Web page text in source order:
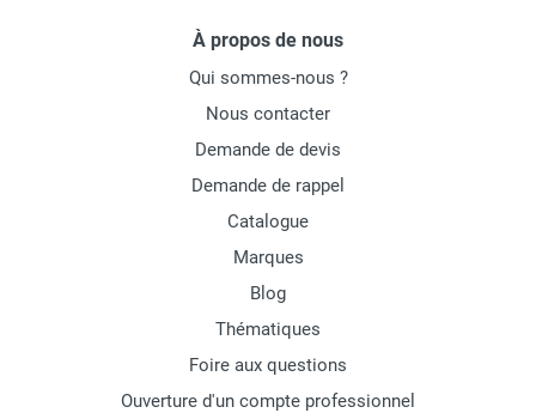
À propos de nous
Qui sommes-nous ?
Nous contacter
Demande de devis
Demande de rappel
Catalogue
Marques
Blog
Thématiques
Foire aux questions
Ouverture d'un compte professionnel